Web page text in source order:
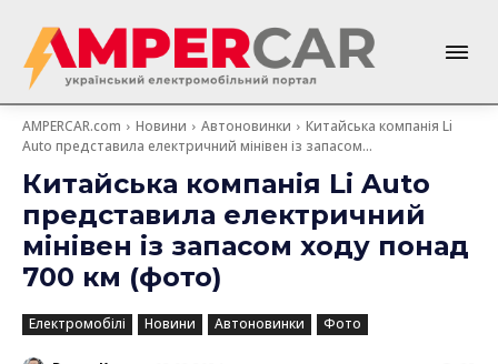
AMPERCAR.com Новини Автоновинки
Китайська компанія Li
Auto представила електричний мінівен із запасом...
Китайська компанія Li Auto
представила електричний
мінівен із запасом ходу понад
700 км (фото)
Електромобілі Новини Автоновинки Фото